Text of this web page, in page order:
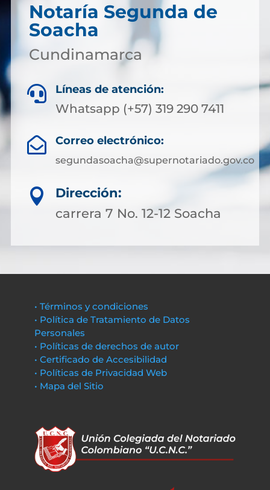
Notaría Segunda de
Soacha
Cundinamarca
 Líneas de atención:
Whatsapp (+57) 319 290 7411
 Correo electrónico:
segundasoacha@supernotariado.gov.co

Dirección:
carrera 7 No. 12-12 Soacha
• Términos y condiciones
• Política de Tratamiento de Datos
Personales
• Políticas de derechos de autor
• Certificado de Accesibilidad
• Políticas de Privacidad Web
• Mapa del Sitio